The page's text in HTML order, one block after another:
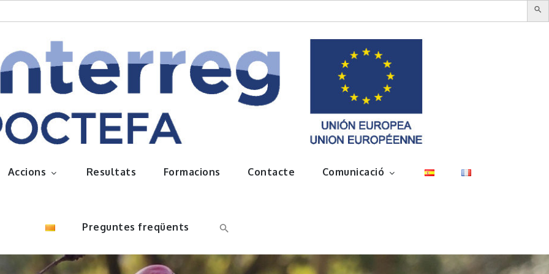
Accions Resultats Formacions Contacte Comunicació
Preguntes freqüents